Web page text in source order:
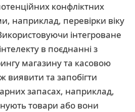
конфліктних
наприклад, перевірки віку
інтегроване
в поєднанні з
магазину та касовою
та запобігти
запасах, наприклад,
товари або вони